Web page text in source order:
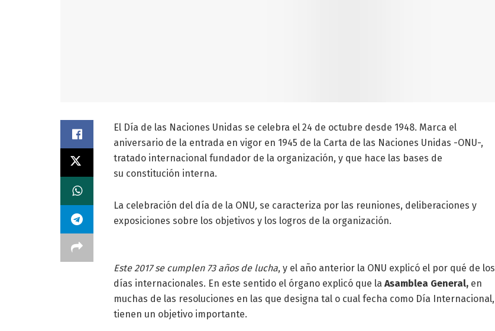
El Día de las Naciones Unidas se celebra el 24 de octubre desde 1948. Marca el
aniversario de la entrada en vigor en 1945 de la Carta de las Naciones Unidas -ONU-,
tratado internacional fundador de la organización, y que hace las bases de
su constitución interna.
La celebración del día de la ONU, se caracteriza por las reuniones, deliberaciones y
exposiciones sobre los objetivos y los logros de la organización.
Este 2017 se cumplen 73 años de lucha, y el año anterior la ONU explicó el por qué de los
días internacionales. En este sentido el órgano explicó que la Asamblea General, en
muchas de las resoluciones en las que designa tal o cual fecha como Día Internacional,
tienen un objetivo importante.